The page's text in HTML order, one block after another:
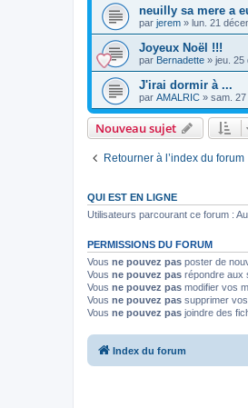
neuilly sa mere a
par jerem » lun. 21
Joyeux Noël !!!
par Bernadette » jeu. 25
J'irai dormir à ...
par AMALRIC » sam.
Nouveau sujet
Retourner à l’index du forum
QUI EST EN LIGNE
Utilisateurs parcourant ce forum :
PERMISSIONS DU FORUM
Vous ne pouvez pas poster de
Vous ne pouvez pas répondre aux
Vous ne pouvez pas modifier vos
Vous ne pouvez pas supprimer
Vous ne pouvez pas joindre des
Index du forum